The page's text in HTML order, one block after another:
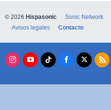
© 2026 Hispasonic Sonic Network
Avisos legales
Contacto